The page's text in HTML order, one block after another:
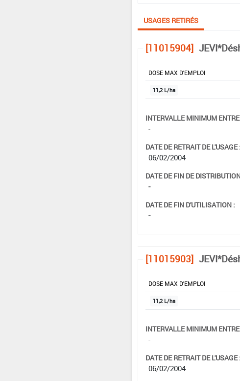
USAGES RETIRÉS
[11015904]
DOSE MAX D'EMPLOI
11,2 L/ha
INTERVALLE MINIMUM
-
DATE DE RETRAIT DE L'USAGE :
06/02/2004
DATE DE FIN DE
-
DATE DE FIN D'UTILISATION :
-
[11015903]
DOSE MAX D'EMPLOI
11,2 L/ha
INTERVALLE MINIMUM
-
DATE DE RETRAIT DE L'USAGE :
06/02/2004